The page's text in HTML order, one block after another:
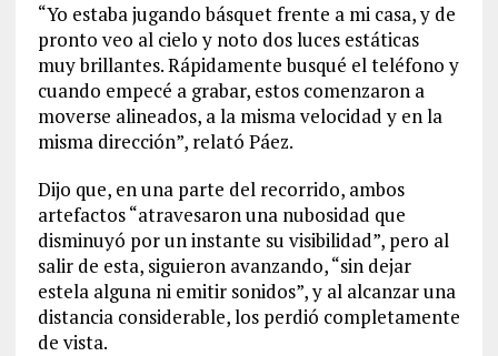
“Yo estaba jugando básquet frente a mi casa, y de
pronto veo al cielo y noto dos luces estáticas
muy brillantes. Rápidamente busqué el teléfono y
cuando empecé a grabar, estos comenzaron a
moverse alineados, a la misma velocidad y en la
misma dirección”, relató Páez.
Dijo que, en una parte del recorrido, ambos
artefactos “atravesaron una nubosidad que
disminuyó por un instante su visibilidad”, pero al
salir de esta, siguieron avanzando, “sin dejar
estela alguna ni emitir sonidos”, y al alcanzar una
distancia considerable, los perdió completamente
de vista.